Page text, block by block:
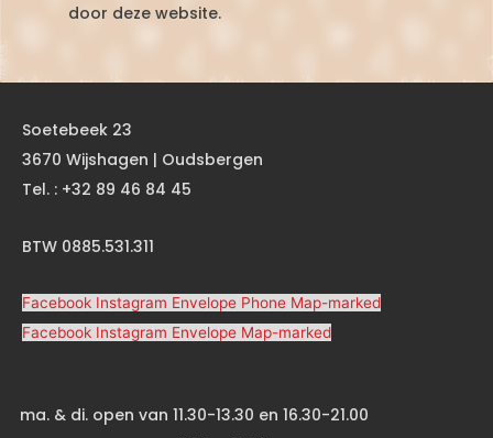
door deze website.
Soetebeek 23
3670 Wijshagen | Oudsbergen
Tel. : +32 89 46 84 45
BTW 0885.531.311
Facebook Instagram Envelope Phone Map-marked
Facebook Instagram Envelope Map-marked
ma. & di. open van 11.30-13.30 en 16.30-21.00